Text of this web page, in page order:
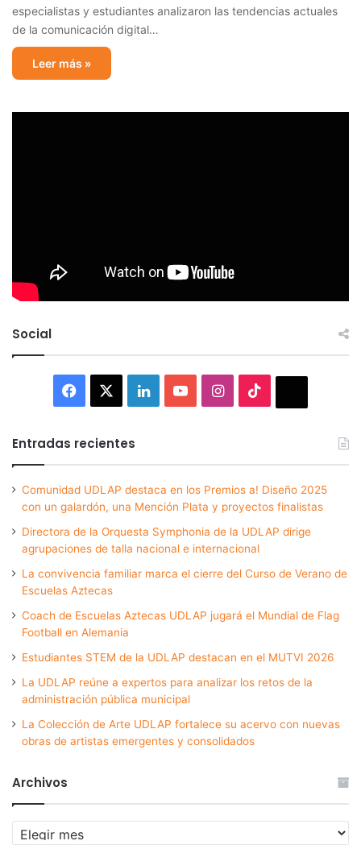
especialistas y estudiantes analizaron las tendencias actuales
de la comunicación digital…
Leer más »
Social
Facebook LinkedInYouTubeInstagram
Entradas recientes
Comunidad UDLAP destaca en los Premios a! Diseño 2025
con un galardón, una Mención Plata y proyectos finalistas
Directora de la Orquesta Symphonia de la UDLAP dirige
agrupaciones de talla nacional e internacional
La convivencia familiar marca el cierre del Curso de Verano de
Escuelas Aztecas
Coach de Escuelas Aztecas UDLAP jugará el Mundial de Flag
Football en Alemania
Estudiantes STEM de la UDLAP destacan en el MUTVI 2026
La UDLAP reúne a expertos para analizar los retos de la
administración pública municipal
La Colección de Arte UDLAP fortalece su acervo con nuevas
obras de artistas emergentes y consolidados
Archivos
Archivos